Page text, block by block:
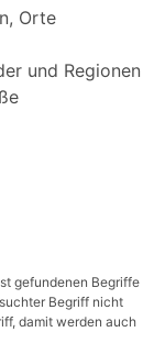
Orte
und Regionen
gefundenen Begriffe
Begriff nicht
damit werden auch